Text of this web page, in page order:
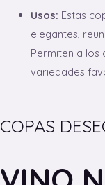
Usos: Estas
elegantes,
Permiten a los
variedades
COPAS